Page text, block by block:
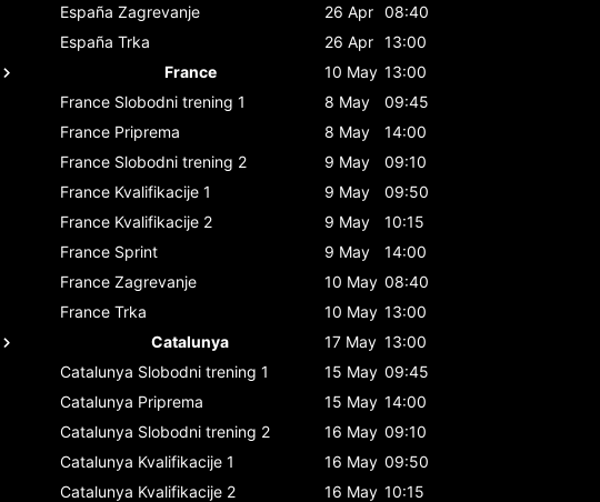
España Zagrevanje 26 Apr 08:40
España Trka 26 Apr 13:00
France
10 May 13:00
France Slobodni trening 1 8 May
09:45
France Priprema 8 May
14:00
France Slobodni trening 2 9 May
09:10
France Kvalifikacije 1 9 May
09:50
France Kvalifikacije 2 9 May
10:15
France Sprint 9 May
14:00
France Zagrevanje 10 May 08:40
France Trka 10 May 13:00
Catalunya
17 May 13:00
Catalunya Slobodni trening 1 15 May 09:45
Catalunya Priprema 15 May 14:00
Catalunya Slobodni trening 2 16 May 09:10
Catalunya Kvalifikacije 1 16 May 09:50
Catalunya Kvalifikacije 2 16 May 10:15